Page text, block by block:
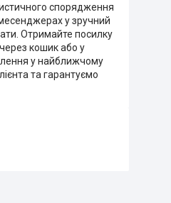
спорядження
у зручний
Отримайте посилку
кошик або у
у найближчому
та гарантуємо